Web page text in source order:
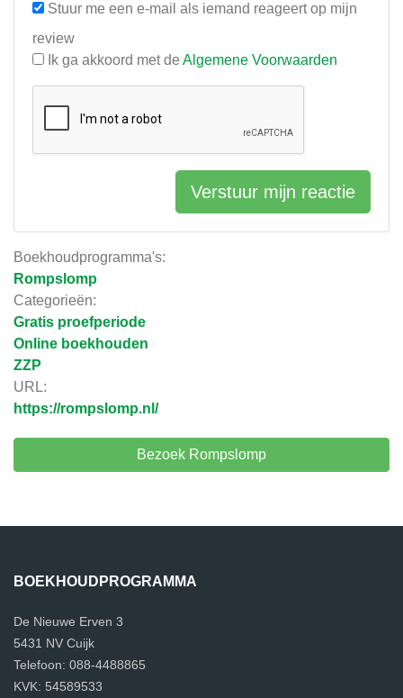
Boekhoudprogramma's:
Rompslomp
Categorieën:
Gratis proefperiode
Online boekhouden
ZZP
URL:
https://rompslomp.nl/
Bezoek Rompslomp
Stuur me een e-mail als iemand reageert op mijn
review
Ik ga akkoord met de Algemene Voorwaarden
Verstuur mijn reactie
BOEKHOUDPROGRAMMA
De Nieuwe Erven 3
5431 NV Cuijk
Telefoon: 088-4488865
KVK: 54589533